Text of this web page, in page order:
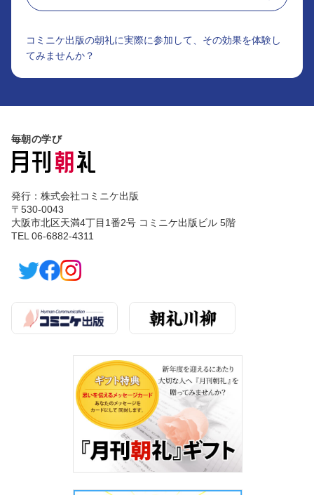
コミニケ出版の朝礼に実際に参加して、その効果を体験し
てみませんか？
毎朝の学び
発行：株式会社コミニケ出版
〒530-0043
大阪市北区天満4丁目1番2号 コミニケ出版ビル 5階
TEL 06-6882-4311